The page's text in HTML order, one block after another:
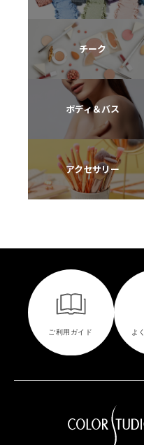
チーク
ボディ＆バス
アクセサリー